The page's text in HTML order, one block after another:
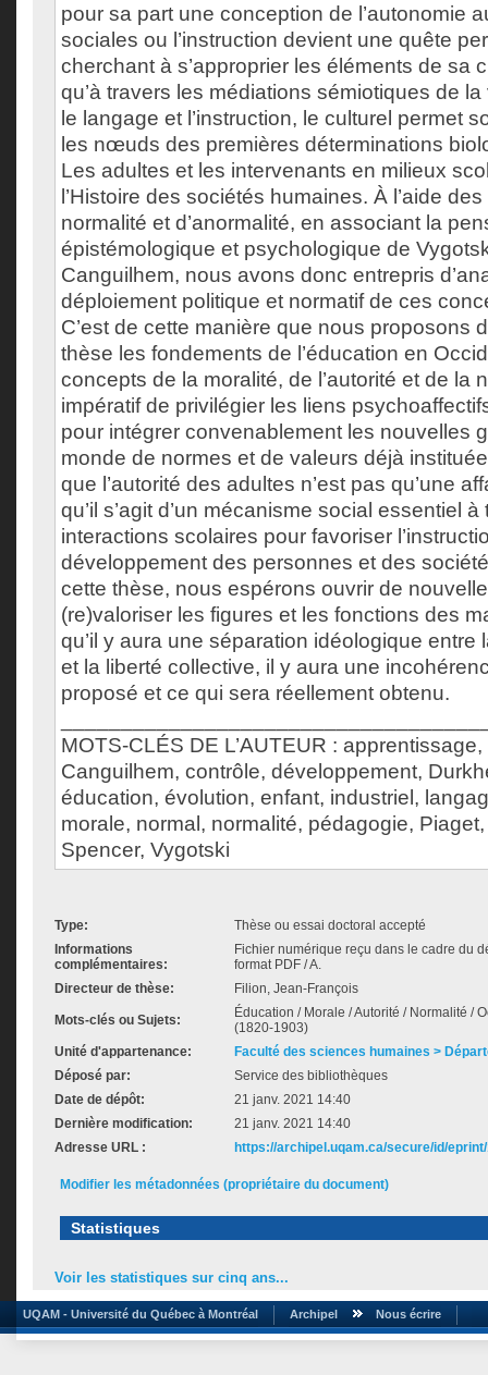
pour sa part une conception de l’autonomie
sociales ou l’instruction devient une quête
cherchant à s’approprier les éléments de sa
qu’à travers les médiations sémiotiques de
le langage et l’instruction, le culturel permet
les nœuds des premières déterminations
Les adultes et les intervenants en milieux
l’Histoire des sociétés humaines. À l’aide
normalité et d’anormalité, en associant la
épistémologique et psychologique de
Canguilhem, nous avons donc entrepris
déploiement politique et normatif de ces
C’est de cette manière que nous proposons
thèse les fondements de l’éducation en
concepts de la moralité, de l’autorité et de la
impératif de privilégier les liens
pour intégrer convenablement les nouvelles
monde de normes et de valeurs déjà
que l’autorité des adultes n’est pas qu’une
qu’il s’agit d’un mécanisme social essentiel
interactions scolaires pour favoriser
développement des personnes et des
cette thèse, nous espérons ouvrir de
(re)valoriser les figures et les fonctions des
qu’il y aura une séparation idéologique entre
et la liberté collective, il y aura une
proposé et ce qui sera réellement obtenu.
MOTS-CLÉS DE L’AUTEUR :
Canguilhem, contrôle, développement,
éducation, évolution, enfant, industriel,
morale, normal, normalité, pédagogie,
Spencer, Vygotski
Type:
Thèse ou essai doctoral accepté
Informations
complémentaires:
Fichier numérique reçu dans le cadre du
format PDF / A.
Directeur de thèse:
Filion, Jean-François
Mots-clés ou Sujets:
Éducation / Morale / Autorité / Normalité /
(1820-1903)
Unité d'appartenance:
Faculté des sciences humaines >
Déposé par:
Service des bibliothèques
Date de dépôt:
21 janv. 2021 14:40
Dernière modification:
21 janv. 2021 14:40
Adresse URL :
https://archipel.uqam.ca/secure/id/
Modifier les métadonnées (propriétaire du document)
Statistiques
Voir les statistiques sur cinq ans...
UQAM - Université du Québec à Montréal Archipel Nous écrire